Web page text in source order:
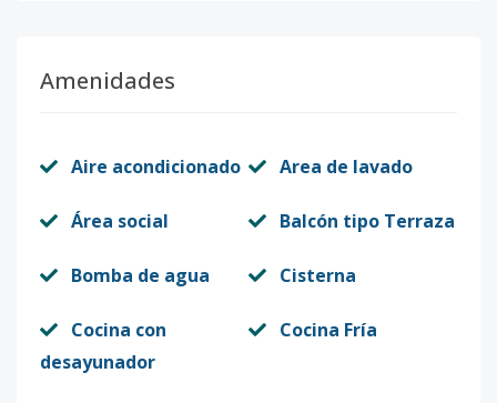
Amenidades
Aire acondicionado Area de lavado
Área social Balcón tipo Terraza
Bomba de agua Cisterna
Cocina con
desayunador
Cocina Fría